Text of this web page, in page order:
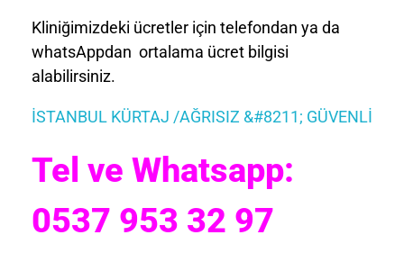
Kliniğimizdeki ücretler için telefondan ya da
whatsAppdan ortalama ücret bilgisi
alabilirsiniz.
İSTANBUL KÜRTAJ /AĞRISIZ &#8211; GÜVENLİ
Tel ve Whatsapp:
0537 953 32 97